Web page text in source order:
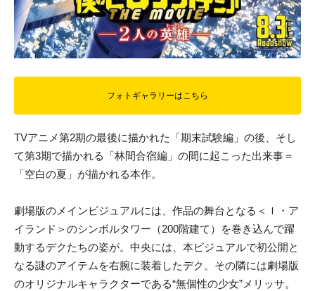
フォトギャラリーはこちら
TVアニメ第2期の最後に描かれた「期末試験編」の後、そし
て第3期で描かれる「林間合宿編」の間に起こった出来事＝
「空白の夏」が描かれる本作。
劇場版のメインビジュアルには、作品の舞台となる＜Ｉ・ア
イランド＞のシンボルタワー（200階建て）を巻き込んで躍
動するデクたちの姿が。中央には、本ビジュアルで初公開と
なる謎のアイテムを右腕に装着したデク。その隣には劇場版
のオリジナルキャラクターである“無個性の少女”メリッサ。